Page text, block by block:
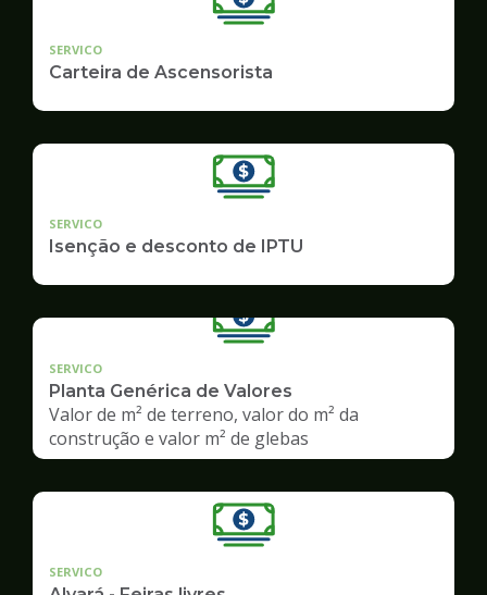
SERVICO
Carteira de Ascensorista
SERVICO
Isenção e desconto de IPTU
SERVICO
Planta Genérica de Valores
Valor de m² de terreno, valor do m² da
construção e valor m² de glebas
SERVICO